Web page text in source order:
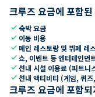
크루즈 요금에 포함된
check숙박 요금
check 이동 비용
check 메인 레스토랑 및 뷔페 레
check쇼, 이벤트 등 엔터테인먼
check선내 시설 이용료 (피트니
check선내 액티비티 (게임, 퀴
크루즈 요금에 포함